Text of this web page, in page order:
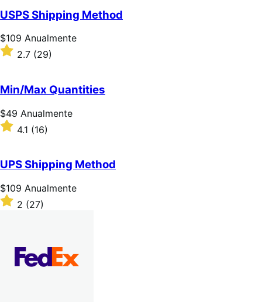
de
5
estrelas
USPS Shipping Method
Preço:
$109
Anualmente
$109 Anualmente
Classificado
com
de
5
estrelas
2.7 (29)
Min/Max Quantities
Preço:
$49
Anualmente
$49 Anualmente
Classificado
com
de
5
estrelas
4.1 (16)
UPS Shipping Method
Preço:
$109
Anualmente
$109 Anualmente
Classificado
com
estrelas
2 (27)